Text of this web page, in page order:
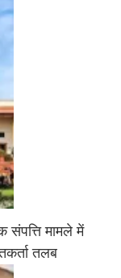
मामले में
तलब